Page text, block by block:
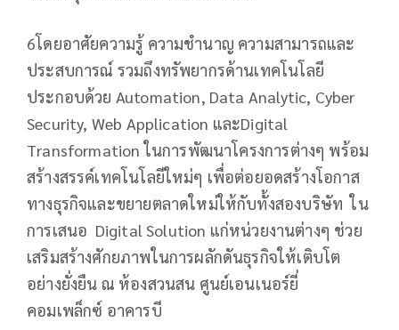
6โดยอาศัยความรู้ ความชำนาญ ความสามารถและ
ประสบการณ์ รวมถึงทรัพยากรด้านเทคโนโลยี
ประกอบด้วย Automation, Data Analytic, Cyber
Security, Web Application และDigital
Transformation ในการพัฒนาโครงการต่างๆ พร้อม
สร้างสรรค์เทคโนโลยีใหม่ๆ เพื่อต่อยอดสร้างโอกาส
ทางธุรกิจและขยายตลาดใหม่ให้กับทั้งสองบริษัท ใน
การเสนอ Digital Solution แก่หน่วยงานต่างๆ ช่วย
เสริมสร้างศักยภาพในการผลักดันธุรกิจให้เติบโต
อย่างยั่งยืน ณ ห้องสวนสน ศูนย์เอนเนอร์ยี่
คอมเพล็กซ์ อาคารบี